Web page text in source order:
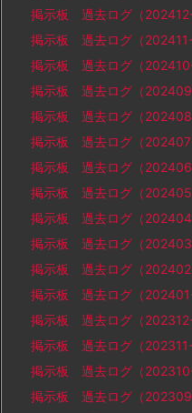
掲示板 過去ログ（
掲示板 過去ログ（
掲示板 過去ログ（
掲示板 過去ログ（
掲示板 過去ログ（
掲示板 過去ログ（
掲示板 過去ログ（
掲示板 過去ログ（
掲示板 過去ログ（
掲示板 過去ログ（
掲示板 過去ログ（
掲示板 過去ログ（
掲示板 過去ログ（
掲示板 過去ログ（
掲示板 過去ログ（
掲示板 過去ログ（